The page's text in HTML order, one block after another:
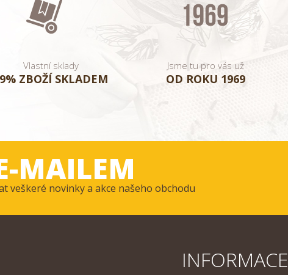
Vlastní sklady
ZBOŽÍ SKLADEM
Jsme tu pro vás už
OD ROKU 1969
MAILEM
veškeré novinky a akce našeho obchodu
INFORMACE